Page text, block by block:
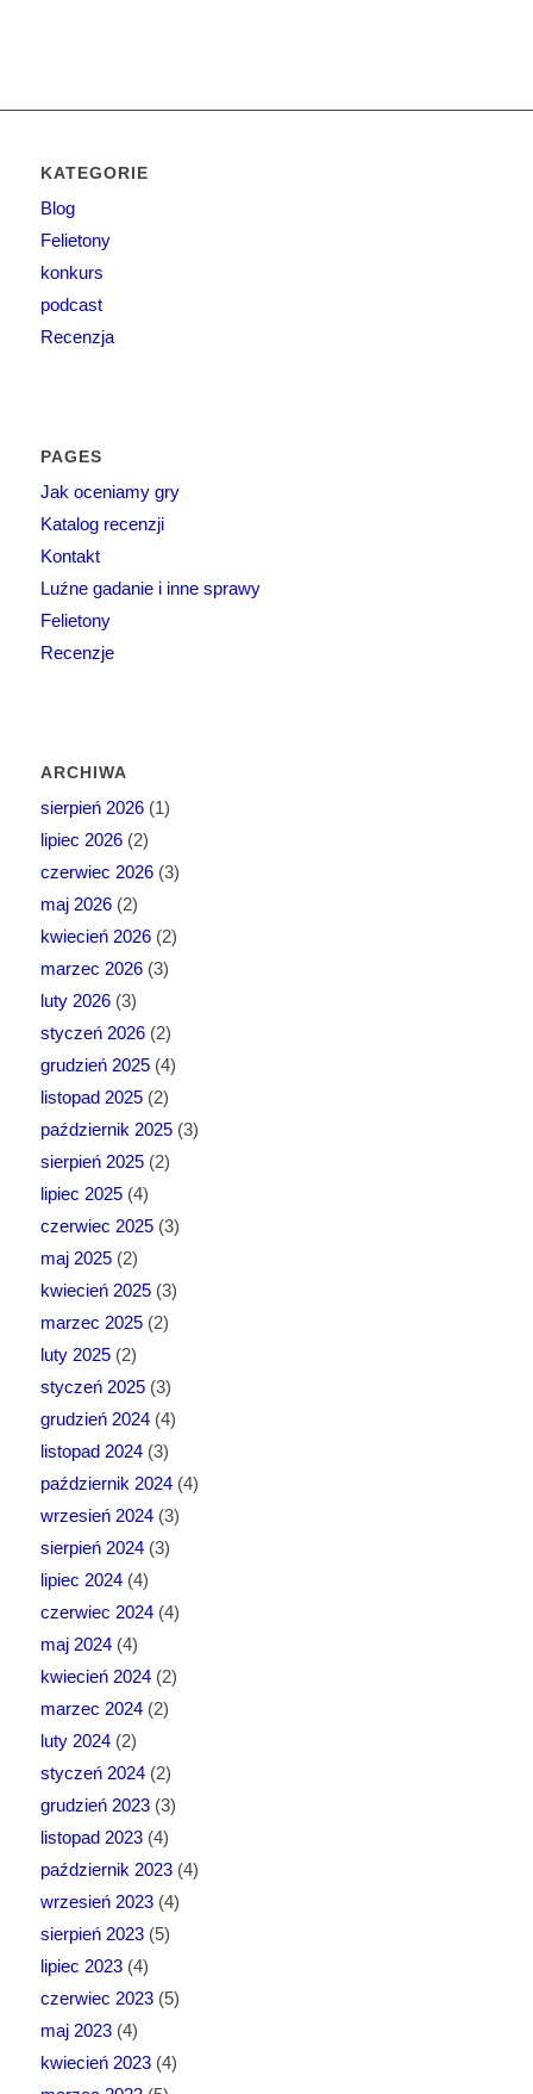
KATEGORIE
Blog
Felietony
konkurs
podcast
Recenzja
PAGES
Jak oceniamy gry
Katalog recenzji
Kontakt
Luźne gadanie i inne sprawy
Felietony
Recenzje
ARCHIWA
sierpień 2026(1)
lipiec 2026(2)
czerwiec 2026(3)
maj 2026(2)
kwiecień 2026(2)
marzec 2026(3)
luty 2026(3)
styczeń 2026(2)
grudzień 2025(4)
listopad 2025(2)
październik 2025(3)
sierpień 2025(2)
lipiec 2025(4)
czerwiec 2025(3)
maj 2025(2)
kwiecień 2025(3)
marzec 2025(2)
luty 2025(2)
styczeń 2025(3)
grudzień 2024(4)
listopad 2024(3)
październik 2024(4)
wrzesień 2024(3)
sierpień 2024(3)
lipiec 2024(4)
czerwiec 2024(4)
maj 2024(4)
kwiecień 2024(2)
marzec 2024(2)
luty 2024(2)
styczeń 2024(2)
grudzień 2023(3)
listopad 2023(4)
październik 2023(4)
wrzesień 2023(4)
sierpień 2023(5)
lipiec 2023(4)
czerwiec 2023(5)
maj 2023(4)
kwiecień 2023(4)